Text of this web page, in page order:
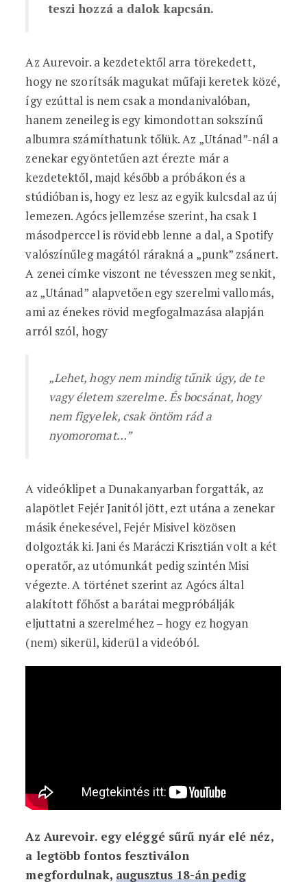
teszi hozzá a dalok kapcsán.
Az Aurevoir. a kezdetektől arra törekedett,
hogy ne szorítsák magukat műfaji keretek közé,
így ezúttal is nem csak a mondanivalóban,
hanem zeneileg is egy kimondottan sokszínű
albumra számíthatunk tőlük. Az „Utánad”-nál a
zenekar egyöntetűen azt érezte már a
kezdetektől, majd később a próbákon és a
stúdióban is, hogy ez lesz az egyik kulcsdal az új
lemezen. Agócs jellemzése szerint, ha csak 1
másodperccel is rövidebb lenne a dal, a Spotify
valószínűleg magától rárakná a „punk” zsánert.
A zenei címke viszont ne tévesszen meg senkit,
az „Utánad” alapvetően egy szerelmi vallomás,
ami az énekes rövid megfogalmazása alapján
arról szól, hogy
„Lehet, hogy nem mindig tűnik úgy, de te
vagy életem szerelme. És bocsánat, hogy
nem figyelek, csak öntöm rád a
nyomoromat…”
A videóklipet a Dunakanyarban forgatták, az
alapötlet Fejér Janitól jött, ezt utána a zenekar
másik énekesével, Fejér Misivel közösen
dolgozták ki. Jani és Maráczi Krisztián volt a két
operatőr, az utómunkát pedig szintén Misi
végezte. A történet szerint az Agócs által
alakított főhőst a barátai megpróbálják
eljuttatni a szerelméhez – hogy ez hogyan
(nem) sikerül, kiderül a videóból.
Az Aurevoir. egy eléggé sűrű nyár elé néz,
a legtöbb fontos fesztiválon
megfordulnak, augusztus 18-án pedig